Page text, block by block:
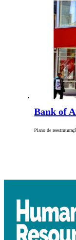
Bank of
Plano de